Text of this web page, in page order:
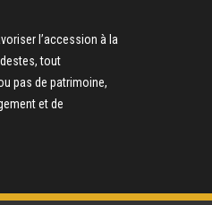
l’accession à la
tout
pas de patrimoine,
et de